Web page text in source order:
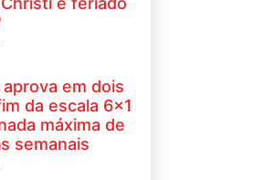
aprova em dois
da escala 6×1
máxima de
semanais